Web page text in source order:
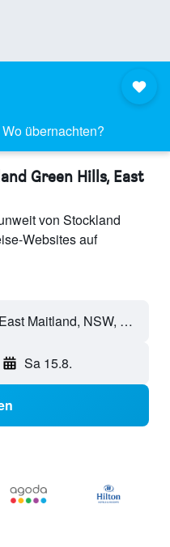
Wo übernachten?
Green Hills, East
von Stockland
Websites auf
Stockland Green Hills - East Maitland, NSW, Australien
Sa 15.8.